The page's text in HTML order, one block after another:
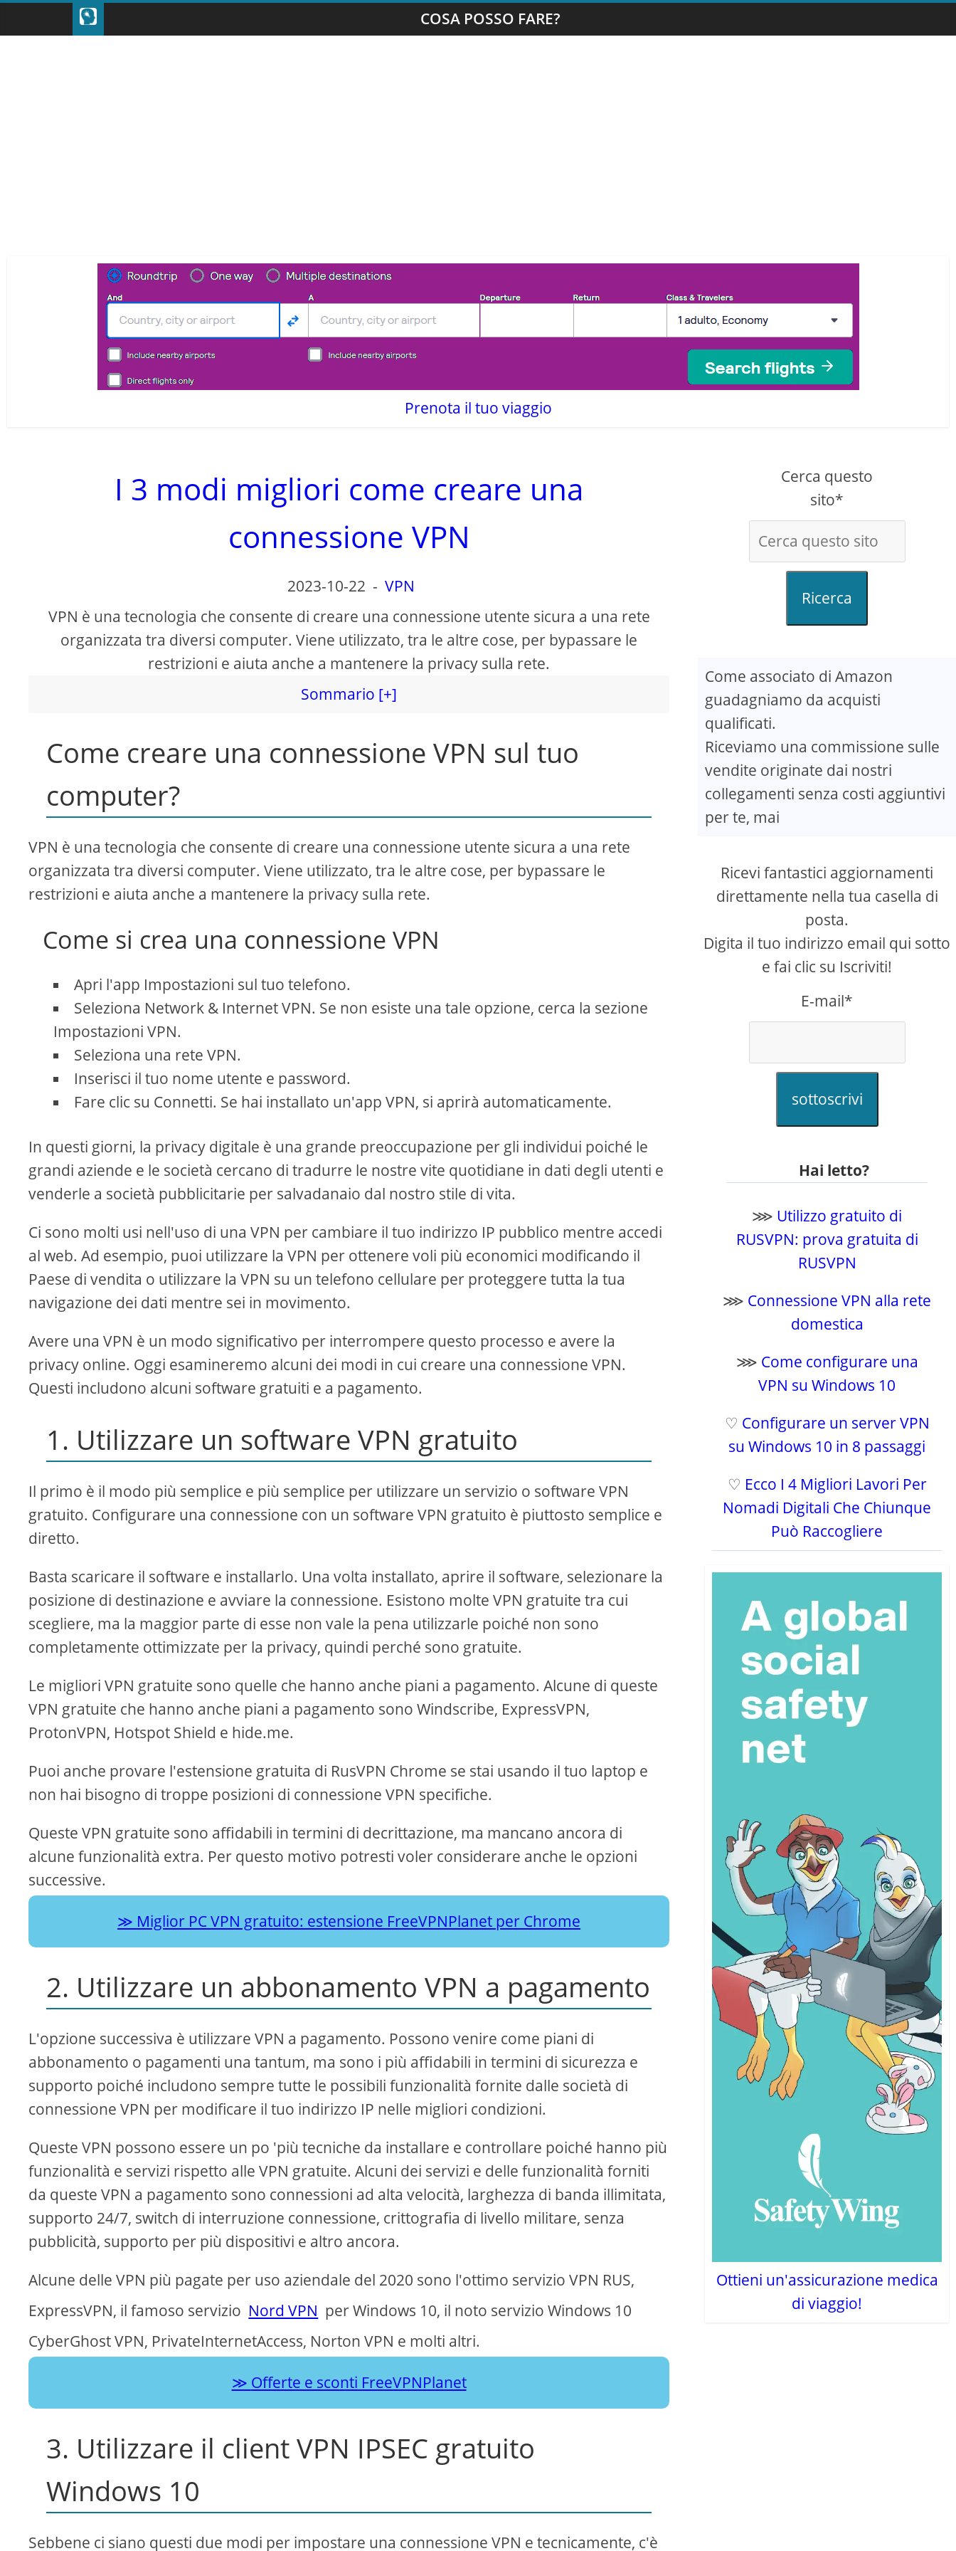
COSA POSSO FARE?
Prenota il tuo viaggio
I 3 modi migliori come creare una
connessione VPN
2023-10-22 - VPN
VPN è una tecnologia che consente di creare una connessione utente sicura a una rete
organizzata tra diversi computer. Viene utilizzato, tra le altre cose, per bypassare le
restrizioni e aiuta anche a mantenere la privacy sulla rete.
Sommario [+]
Come creare una connessione VPN sul tuo
computer?
VPN è una tecnologia che consente di creare una connessione utente sicura a una rete
organizzata tra diversi computer. Viene utilizzato, tra le altre cose, per bypassare le
restrizioni e aiuta anche a mantenere la privacy sulla rete.
Come si crea una connessione VPN
Apri l'app Impostazioni sul tuo telefono.
Seleziona Network & Internet VPN. Se non esiste una tale opzione, cerca la sezione
Impostazioni VPN.
Seleziona una rete VPN.
Inserisci il tuo nome utente e password.
Fare clic su Connetti. Se hai installato un'app VPN, si aprirà automaticamente.
In questi giorni, la privacy digitale è una grande preoccupazione per gli individui poiché le
grandi aziende e le società cercano di tradurre le nostre vite quotidiane in dati degli utenti e
venderle a società pubblicitarie per salvadanaio dal nostro stile di vita.
Ci sono molti usi nell'uso di una VPN per cambiare il tuo indirizzo IP pubblico mentre accedi
al web. Ad esempio, puoi utilizzare la VPN per ottenere voli più economici modificando il
Paese di vendita o utilizzare la VPN su un telefono cellulare per proteggere tutta la tua
navigazione dei dati mentre sei in movimento.
Avere una VPN è un modo significativo per interrompere questo processo e avere la
privacy online. Oggi esamineremo alcuni dei modi in cui creare una connessione VPN.
Questi includono alcuni software gratuiti e a pagamento.
1. Utilizzare un software VPN gratuito
Il primo è il modo più semplice e più semplice per utilizzare un servizio o software VPN
gratuito. Configurare una connessione con un software VPN gratuito è piuttosto semplice e
diretto.
Basta scaricare il software e installarlo. Una volta installato, aprire il software, selezionare la
posizione di destinazione e avviare la connessione. Esistono molte VPN gratuite tra cui
scegliere, ma la maggior parte di esse non vale la pena utilizzarle poiché non sono
completamente ottimizzate per la privacy, quindi perché sono gratuite.
Le migliori VPN gratuite sono quelle che hanno anche piani a pagamento. Alcune di queste
VPN gratuite che hanno anche piani a pagamento sono Windscribe, ExpressVPN,
ProtonVPN, Hotspot Shield e hide.me.
Puoi anche provare l'estensione gratuita di RusVPN Chrome se stai usando il tuo laptop e
non hai bisogno di troppe posizioni di connessione VPN specifiche.
Queste VPN gratuite sono affidabili in termini di decrittazione, ma mancano ancora di
alcune funzionalità extra. Per questo motivo potresti voler considerare anche le opzioni
successive.
Miglior PC VPN gratuito: estensione FreeVPNPlanet per Chrome
2. Utilizzare un abbonamento VPN a pagamento
L'opzione successiva è utilizzare VPN a pagamento. Possono venire come piani di
abbonamento o pagamenti una tantum, ma sono i più affidabili in termini di sicurezza e
supporto poiché includono sempre tutte le possibili funzionalità fornite dalle società di
connessione VPN per modificare il tuo indirizzo IP nelle migliori condizioni.
Queste VPN possono essere un po 'più tecniche da installare e controllare poiché hanno più
funzionalità e servizi rispetto alle VPN gratuite. Alcuni dei servizi e delle funzionalità forniti
da queste VPN a pagamento sono connessioni ad alta velocità, larghezza di banda illimitata,
supporto 24/7, switch di interruzione connessione, crittografia di livello militare, senza
pubblicità, supporto per più dispositivi e altro ancora.
Alcune delle VPN più pagate per uso aziendale del 2020 sono l'ottimo servizio VPN RUS,
ExpressVPN, il famoso servizio Nord VPN per Windows 10, il noto servizio Windows 10
CyberGhost VPN, PrivateInternetAccess, Norton VPN e molti altri.
Offerte e sconti FreeVPNPlanet
3. Utilizzare il client VPN IPSEC gratuito
Windows 10
Sebbene ci siano questi due modi per impostare una connessione VPN e tecnicamente, c'è
Cerca questo
sito*
Ricerca
Come associato di Amazon
guadagniamo da acquisti
qualificati.
Riceviamo una commissione sulle
vendite originate dai nostri
collegamenti senza costi aggiuntivi
per te, mai
Ricevi fantastici aggiornamenti
direttamente nella tua casella di
posta.
Digita il tuo indirizzo email qui sotto
e fai clic su Iscriviti!
E-mail*
sottoscrivi
Hai letto?
⋙ Utilizzo gratuito di
RUSVPN: prova gratuita di
RUSVPN
⋙ Connessione VPN alla rete
domestica
⋙ Come configurare una
VPN su Windows 10
♡ Configurare un server VPN
su Windows 10 in 8 passaggi
♡ Ecco I 4 Migliori Lavori Per
Nomadi Digitali Che Chiunque
Può Raccogliere
Ottieni un'assicurazione medica
di viaggio!